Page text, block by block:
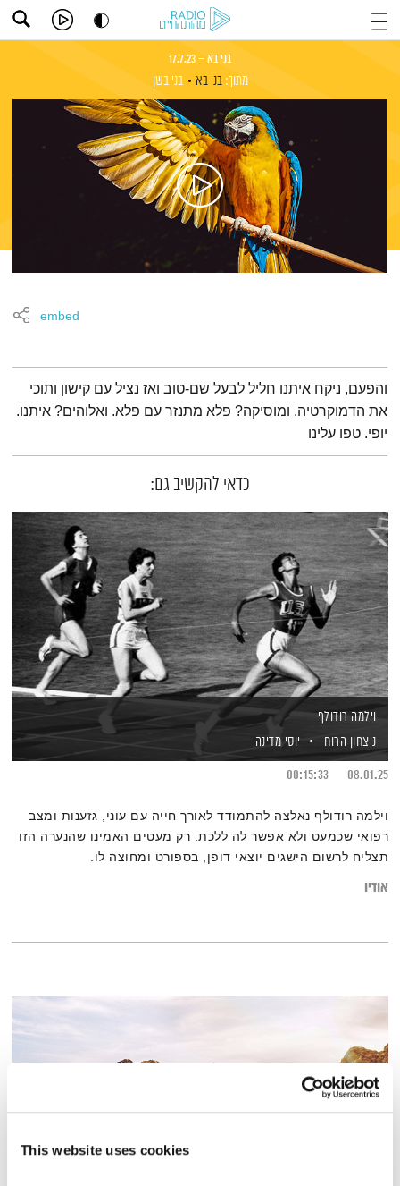
This website uses cookies
בני בא – 17.7.23
מתוך: בני בא בני בשן
embed
תמצית הפודקאסט
והפעם, ניקח איתנו חליל לבעל שם-טוב ואז נציל עם קישון ותוכי
את הדמוקרטיה. ומוסיקה? פלא מתנזר עם פלא. ואלוהים? איתנו.
יופי. טפו עלינו
כדאי להקשיב גם:
וילמה רודולף
ניצחון הרוח
יוסי מדינה
08.01.25
00:15:33
וילמה רודולף נאלצה להתמודד לאורך חייה עם עוני, גזענות ומצב
רפואי שכמעט ולא אפשר לה ללכת. רק מעטים האמינו שהנערה הזו
תצליח לרשום הישגים יוצאי דופן, בספורט ומחוצה לו.
אודיו